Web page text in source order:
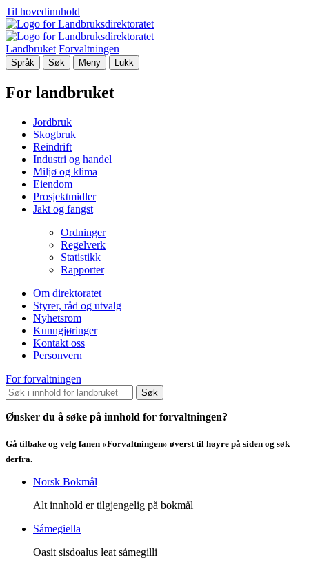
Til hovedinnhold
Landbruket Forvaltningen
Språk Søk Meny Lukk
For landbruket
Jordbruk
Skogbruk
Reindrift
Industri og handel
Miljø og klima
Eiendom
Prosjektmidler
Jakt og fangst
Ordninger
Regelverk
Statistikk
Rapporter
Om direktoratet
Styrer, råd og utvalg
Nyhetsrom
Kunngjøringer
Kontakt oss
Personvern
For forvaltningen
Søk
Ønsker du å søke på innhold for forvaltningen?
Gå tilbake og velg fanen «Forvaltningen» øverst til høyre på siden og søk
derfra.
Norsk Bokmål
Alt innhold er tilgjengelig på bokmål
Sámegiella
Oasit sisdoalus leat sámegilli